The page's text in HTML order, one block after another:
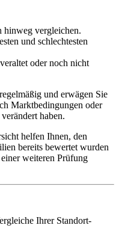
hinweg vergleichen.
und schlechtesten
oder noch nicht
und erwägen Sie
Marktbedingungen oder
haben.
helfen Ihnen, den
bereits bewertet wurden
weiteren Prüfung
Ihrer Standort-